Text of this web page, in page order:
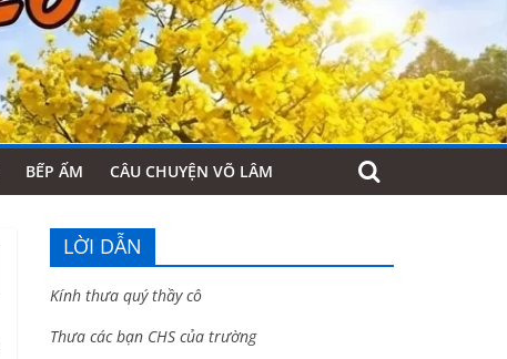
BẾP ẤM CÂU CHUYỆN VÕ LÂM
LỜI DẪN
Kính thưa quý thầy cô
Thưa các bạn CHS của trường